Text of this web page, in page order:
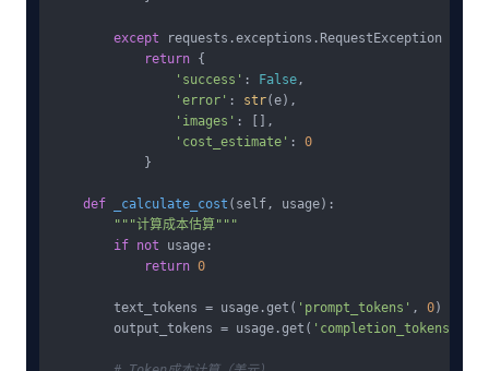
except requests.exceptions.RequestException
return {
'success' : False ,
'error' : str(e),
'images' : [],
'cost_estimate' : 0
            }
def _calculate_cost ( self, usage):
"""计算成本估算"""
if not usage:
return 0
        text_tokens = usage.get(
'prompt_tokens' , 0)
        output_tokens = usage.get(
'completion_tokens'